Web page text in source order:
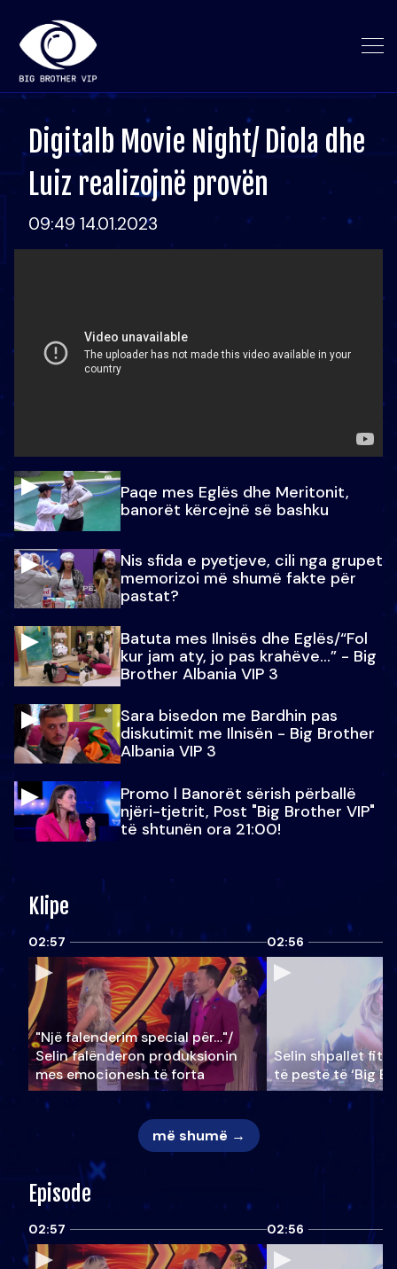
Digitalb Movie Night/ Diola dhe
Luiz realizojnë provën
09:49 14.01.2023
Paqe mes Eglës dhe Meritonit,
banorët kërcejnë së bashku
Nis sfida e pyetjeve, cili nga grupet
memorizoi më shumë fakte për
pastat?
Batuta mes Ilnisës dhe Eglës/“Fol
kur jam aty, jo pas krahëve…” - Big
Brother Albania VIP 3
Sara bisedon me Bardhin pas
diskutimit me Ilnisën - Big Brother
Albania VIP 3
Promo l Banorët sërish përballë
njëri-tjetrit, Post "Big Brother VIP"
të shtunën ora 21:00!
Klipe
02:57
"Një falenderim special për…"/
Selin falënderon produksionin
mes emocionesh të forta
02:56
Selin shpallet
të pestë të ‘Big
më shumë →
Episode
02:57 02:56